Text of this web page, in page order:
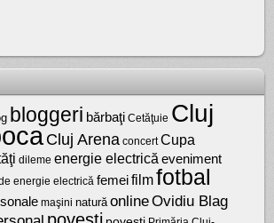
bloggeri bărbaţi Cetăţuie Cluj
Cluj Arena concert Cupa
dileme energie electrică eveniment
energie electrică femei filmfotbal
maşini natură onlineOvidiu Blag